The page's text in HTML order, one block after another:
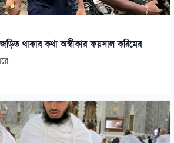
জড়িত থাকার কথা অস্বীকার ফয়সাল করিমের